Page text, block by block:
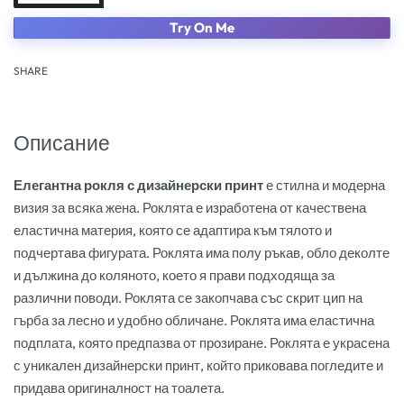
Try On Me
SHARE
Описание
Елегантна рокля с дизайнерски принте стилна и модерна
визия за всяка жена. Роклята е изработена от качествена
еластична материя, която се адаптира към тялото и
подчертава фигурата. Роклята има полу ръкав, обло деколте
и дължина до коляното, което я прави подходяща за
различни поводи. Роклята се закопчава със скрит цип на
гърба за лесно и удобно обличане. Роклята има еластична
подплата, която предпазва от прозиране. Роклята е украсена
с уникален дизайнерски принт, който приковава погледите и
придава оригиналност на тоалета.